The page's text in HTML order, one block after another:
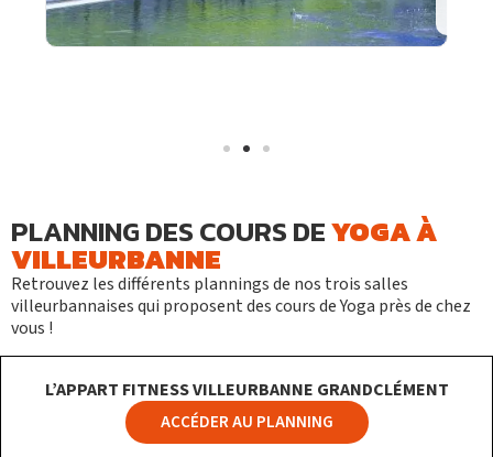
PLANNING DES COURS DEYOGA À
VILLEURBANNE
Retrouvez les différents plannings de nos trois salles
villeurbannaises qui proposent des cours de Yoga près de chez
vous !
L’APPART FITNESS VILLEURBANNE GRANDCLÉMENT
ACCÉDER AU PLANNING